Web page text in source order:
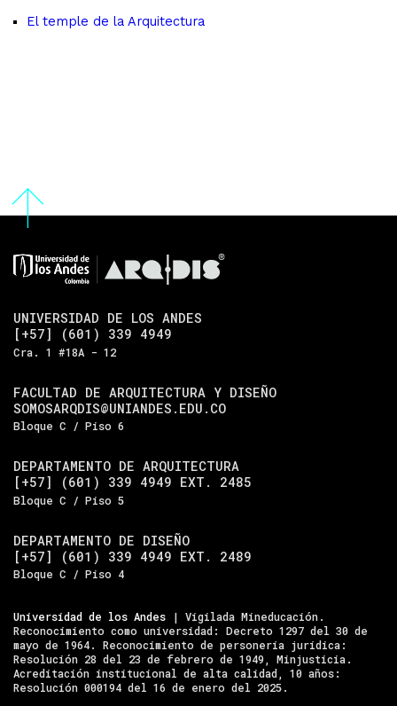
El temple de la Arquitectura
UNIVERSIDAD DE LOS ANDES
[+57] (601) 339 4949
Cra. 1 #18A - 12
FACULTAD DE ARQUITECTURA Y DISEÑO
SOMOSARQDIS@UNIANDES.EDU.CO
Bloque C / Piso 6
DEPARTAMENTO DE ARQUITECTURA
[+57] (601) 339 4949 EXT. 2485
Bloque C / Piso 5
DEPARTAMENTO DE DISEÑO
[+57] (601) 339 4949 EXT. 2489
Bloque C / Piso 4
Universidad de los Andes | Vigilada Mineducación.
Reconocimiento como universidad: Decreto 1297 del 30 de
mayo de 1964. Reconocimiento de personería jurídica:
Resolución 28 del 23 de febrero de 1949, Minjusticia.
Acreditación institucional de alta calidad, 10 años:
Resolución 000194 del 16 de enero del 2025.